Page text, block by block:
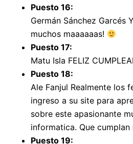
Puesto 16:
Germán Sánchez Garcés
muchos maaaaaas!
Puesto 17:
Matu Isla FELIZ
Puesto 18:
Ale Fanjul Realmente los
ingreso a su site para
sobre este apasionante
informatica. Que cumplan
Puesto 19: